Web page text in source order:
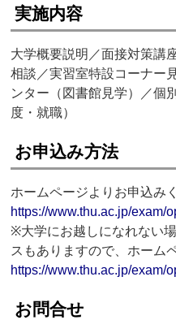
実施内容
大学概要説明／面接対策講
相談／実習室特設コーナー
ンター（図書館見学）／個
度・就職）
お申込み方法
ホームページよりお申込み
https://www.thu.ac.jp/exam/
※大学にお越しになれない
スもありますので、ホーム
https://www.thu.ac.jp/exam/
お問合せ